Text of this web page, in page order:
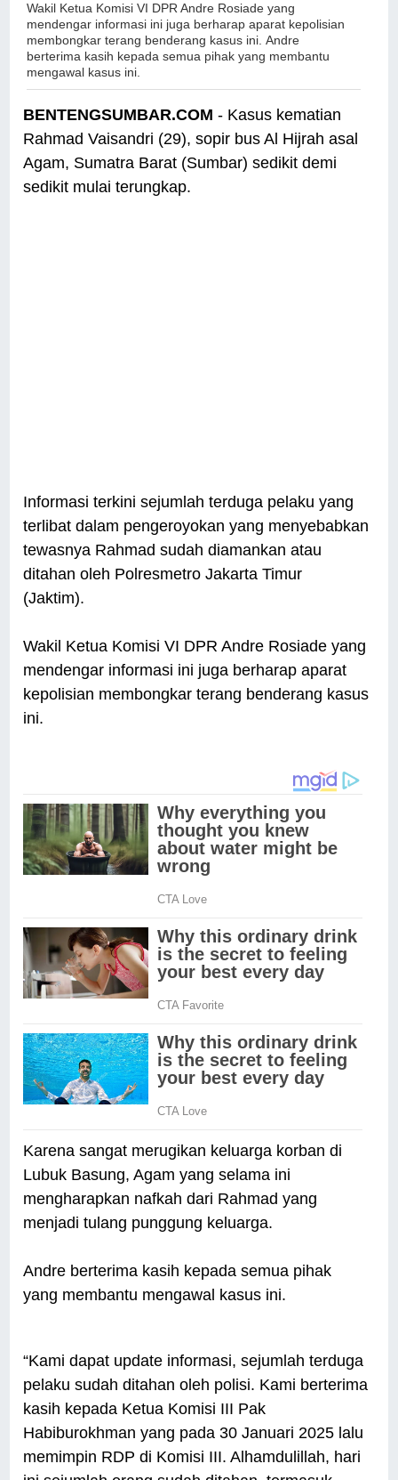
Wakil Ketua Komisi VI DPR Andre Rosiade yang
mendengar informasi ini juga berharap aparat kepolisian
membongkar terang benderang kasus ini.Andre
berterima kasih kepada semua pihak yang membantu
mengawal kasus ini.
BENTENGSUMBAR.COM - Kasus kematian
Rahmad Vaisandri (29), sopir bus Al Hijrah asal
Agam, Sumatra Barat (Sumbar) sedikit demi
sedikit mulai terungkap.
Informasi terkini sejumlah terduga pelaku yang
terlibat dalam pengeroyokan yang menyebabkan
tewasnya Rahmad sudah diamankan atau
ditahan oleh Polresmetro Jakarta Timur
(Jaktim).
Wakil Ketua Komisi VI DPR Andre Rosiade yang
mendengar informasi ini juga berharap aparat
kepolisian membongkar terang benderang kasus
ini.
Karena sangat merugikan keluarga korban di
Lubuk Basung, Agam yang selama ini
mengharapkan nafkah dari Rahmad yang
menjadi tulang punggung keluarga.
Andre berterima kasih kepada semua pihak
yang membantu mengawal kasus ini.
“Kami dapat update informasi, sejumlah terduga
pelaku sudah ditahan oleh polisi. Kami berterima
kasih kepada Ketua Komisi III Pak
Habiburokhman yang pada 30 Januari 2025 lalu
memimpin RDP di Komisi III. Alhamdulillah, hari